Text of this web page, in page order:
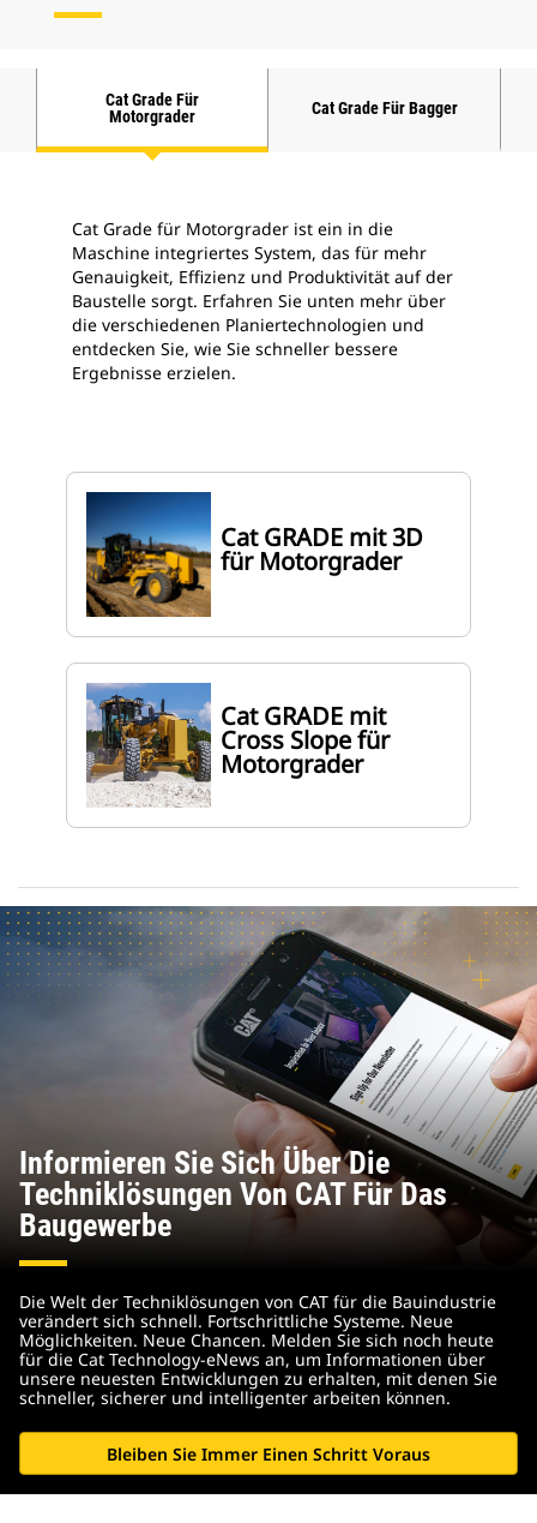
Cat Grade Für
Motorgrader
Cat Grade Für Bagger
Cat Grade für Motorgrader ist ein in die
Maschine integriertes System, das für mehr
Genauigkeit, Effizienz und Produktivität auf der
Baustelle sorgt. Erfahren Sie unten mehr über
die verschiedenen Planiertechnologien und
entdecken Sie, wie Sie schneller bessere
Ergebnisse erzielen.
Cat GRADE mit 3D
für Motorgrader
Cat GRADE mit
Cross Slope für
Motorgrader
Informieren Sie Sich Über Die
Techniklösungen Von CAT Für Das
Baugewerbe
Die Welt der Techniklösungen von CAT für die Bauindustrie
verändert sich schnell. Fortschrittliche Systeme. Neue
Möglichkeiten. Neue Chancen. Melden Sie sich noch heute
für die Cat Technology-eNews an, um Informationen über
unsere neuesten Entwicklungen zu erhalten, mit denen Sie
schneller, sicherer und intelligenter arbeiten können.
Bleiben Sie Immer Einen Schritt Voraus